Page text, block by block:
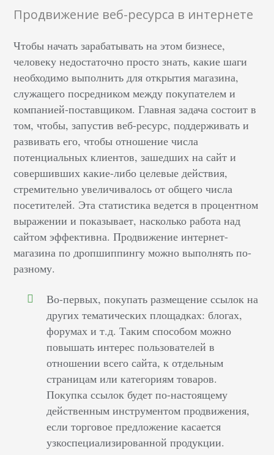
Продвижение веб-ресурса в интернете
Чтобы начать зарабатывать на этом бизнесе,
человеку недостаточно просто знать, какие шаги
необходимо выполнить для открытия магазина,
служащего посредником между покупателем и
компанией-поставщиком. Главная задача состоит в
том, чтобы, запустив веб-ресурс, поддерживать и
развивать его, чтобы отношение числа
потенциальных клиентов, зашедших на сайт и
совершивших какие-либо целевые действия,
стремительно увеличивалось от общего числа
посетителей. Эта статистика ведется в процентном
выражении и показывает, насколько работа над
сайтом эффективна. Продвижение интернет-
магазина по дропшиппингу можно выполнять по-
разному.
Во-первых, покупать размещение ссылок на
других тематических площадках: блогах,
форумах и т.д. Таким способом можно
повышать интерес пользователей в
отношении всего сайта, к отдельным
страницам или категориям товаров.
Покупка ссылок будет по-настоящему
действенным инструментом продвижения,
если торговое предложение касается
узкоспециализированной продукции.